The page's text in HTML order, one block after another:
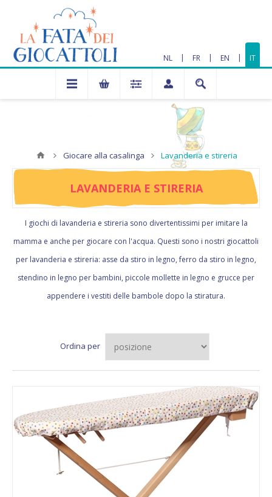
NL | FR | EN | IT
Giocare alla casalinga Lavanderia e stireria
LAVANDERIA E STIRERIA
I giochi di lavanderia e stireria sono divertentissimi per imitare la
mamma e anche per giocare con l'acqua. Questi sono i nostri giocattoli
per lavanderia e stireria: asse da stiro in legno, ferro da stiro in legno,
stendino in legno per bambini, piccole mollette in legno e grucce per
appendere i vestiti delle bambole dopo la stiratura.
Ordina per